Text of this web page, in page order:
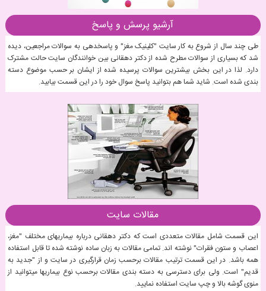
آرشیو پرسش و پاسخ
طی چند سال از شروع به کار سایت "کلینیک مغز" و پاسخدهی به سوالات مراجعین، دیده
شد که بسیاری از سوالات مطرح شده از دکتر دهقانی بین خوانندگان سایت حالت مشترک
دارد. لذا در این بخش بیشترین سوالات پرسیده شده از ایشان بر حسب موضوع دسته
بندی شده است. شاید شما هم بتوانید پاسخ سوال خود را در این قسمت بیابید.
مقالات سایت
این قسمت شامل مقالات متعددی است که دکتر دهقانی درباره بیماریهای مختلف "مغز،
اعصاب و ستون فقرات" نوشته اند. تمامی مقالات به زبان ساده نوشته شده تا قابل استفاده
همه باشد. در این قسمت ترتیب مقالات برحسب زمان قرارگیری در سایت و از "جدید به
قدیم" است. ولی برای دسترسی به دسته بندی مقالات برحسب نوع بیماریها میتوانید از
منوی گوشه بالا و چپ سایت استفاده نمایید.